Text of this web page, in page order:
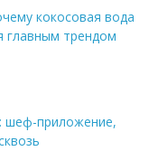
кокосовая вода
главным трендом
шеф-приложение,